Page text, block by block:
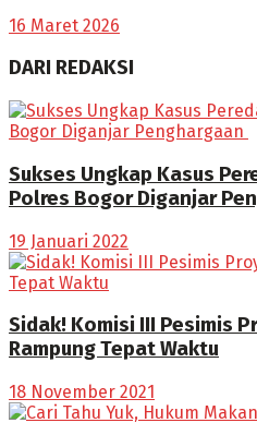
16 Maret 2026
DARI REDAKSI
Sukses Ungkap Kasus
Polres Bogor Diganjar
19 Januari 2022
Sidak! Komisi III Pesimis
Rampung Tepat Waktu
18 November 2021